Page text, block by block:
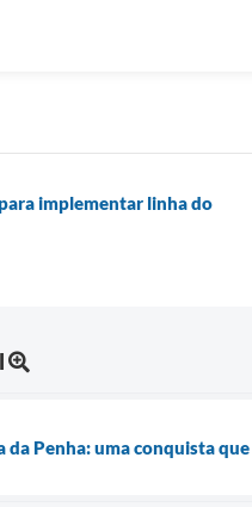
implementar linha do
da Penha: uma conquista